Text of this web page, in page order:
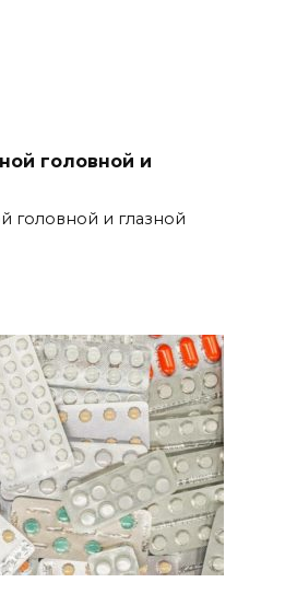
головной и
головной и глазной